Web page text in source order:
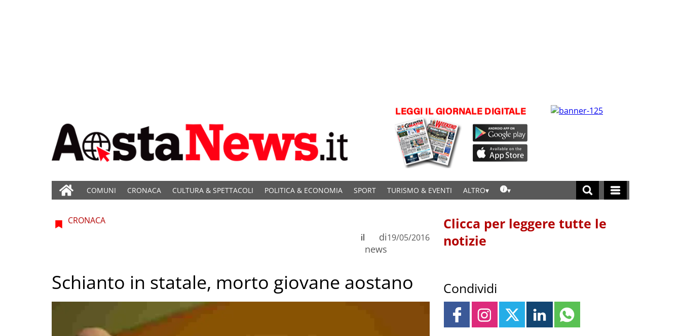
COMUNI CRONACA CULTURA & SPETTACOLI POLITICA & ECONOMIA SPORT TURISMO & EVENTI ALTRO
CRONACA
di
news
il 19/05/2016
Schianto in statale, morto giovane aostano
Clicca per leggere tutte le
notizie
Condividi